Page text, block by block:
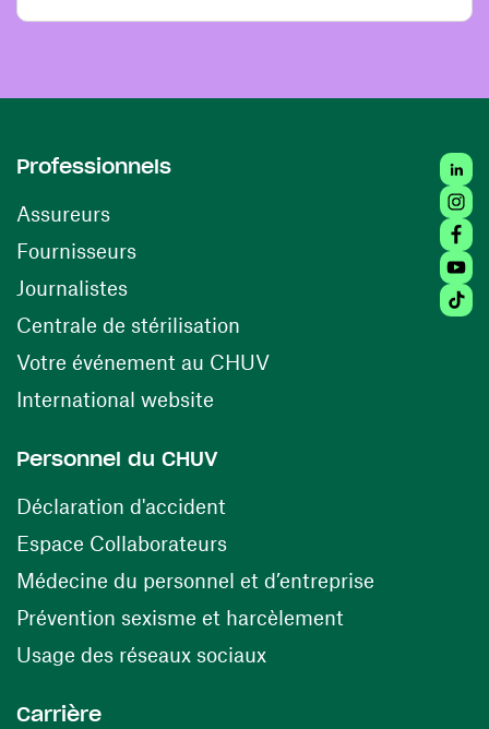
Professionnels
Assureurs
Fournisseurs(opens in a new window)
Journalistes
Centrale de stérilisation (opens in a new window)
Votre événement au CHUV(opens in a new
International website
Personnel du CHUV
Déclaration d'accident
Espace Collaborateurs(opens in a new window)
Médecine du personnel et d’entreprise
Prévention sexisme et harcèlement
Usage des réseaux sociaux(opens in a new
Carrière